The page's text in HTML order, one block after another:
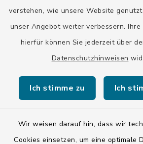
verstehen, wie unsere Website
unser Angebot weiter verbessern.
hierfür können Sie jederzeit über
Datenschutzhinweisen
Ich stimme zu Ich
Wir weisen darauf hin, dass wir
Cookies einsetzen, um eine optimale
BayernPortal
Kontakt
Barrierefreiheit